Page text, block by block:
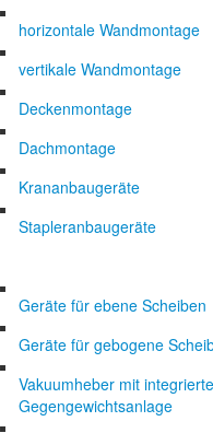
horizontale Wandmontage
vertikale Wandmontage
Deckenmontage
Dachmontage
Krananbaugeräte
Stapleranbaugeräte
Geräte für ebene Scheiben
Geräte für gebogene
Vakuumheber mit
Gegengewichtsanlage